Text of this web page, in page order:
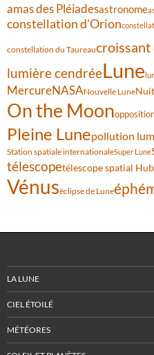
amas des Pléiadesastronome
constellation d'Orion
constellation du Taureaucroissant
lumière cendréeLune
MercureNASANouvelle Lune
On the Moon
Pleine Lunepollution
Station spatiale internationaleSuper Lune
télescopetélescope spatial
Vénuséclipse de Lune
LA LUNE
CIEL ÉTOILÉ
MÉTÉORES